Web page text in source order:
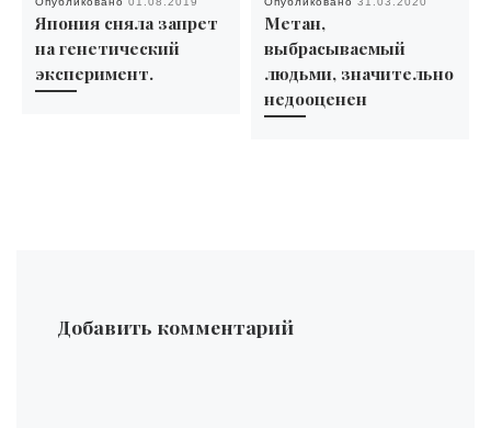
Япония сняла запрет
на генетический
эксперимент.
Метан,
выбрасываемый
людьми, значительно
недооценен
Добавить комментарий